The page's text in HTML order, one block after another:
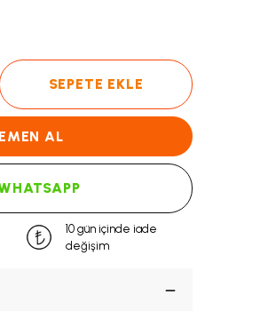
SEPETE EKLE
AL
10 gün içinde iade
değişim